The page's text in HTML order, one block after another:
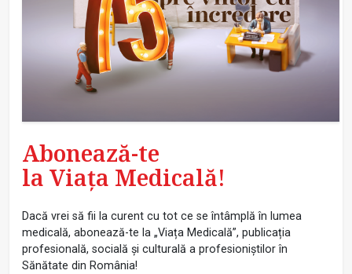
Abonează-te
la Viața Medicală!
Dacă vrei să fii la curent cu tot ce se întâmplă în lumea
medicală, abonează-te la „Viața Medicală”, publicația
profesională, socială și culturală a profesioniștilor în
Sănătate din România!